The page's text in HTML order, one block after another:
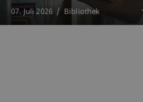
07. Juli 2026 Bibliothek